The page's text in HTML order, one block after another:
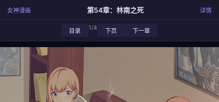
女神漫画 第54章：林南之死 详情
目录 1/4 下页 下一章